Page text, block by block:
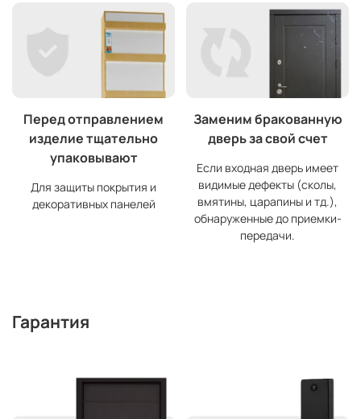
Перед отправлением
изделие тщательно
упаковывают
Для защиты покрытия и
декоративных панелей
Заменим бракованную
дверь за свой счет
Если входная дверь имеет
видимые дефекты (сколы,
вмятины, царапины и тд.),
обнаруженные до приемки-
передачи.
Гарантия